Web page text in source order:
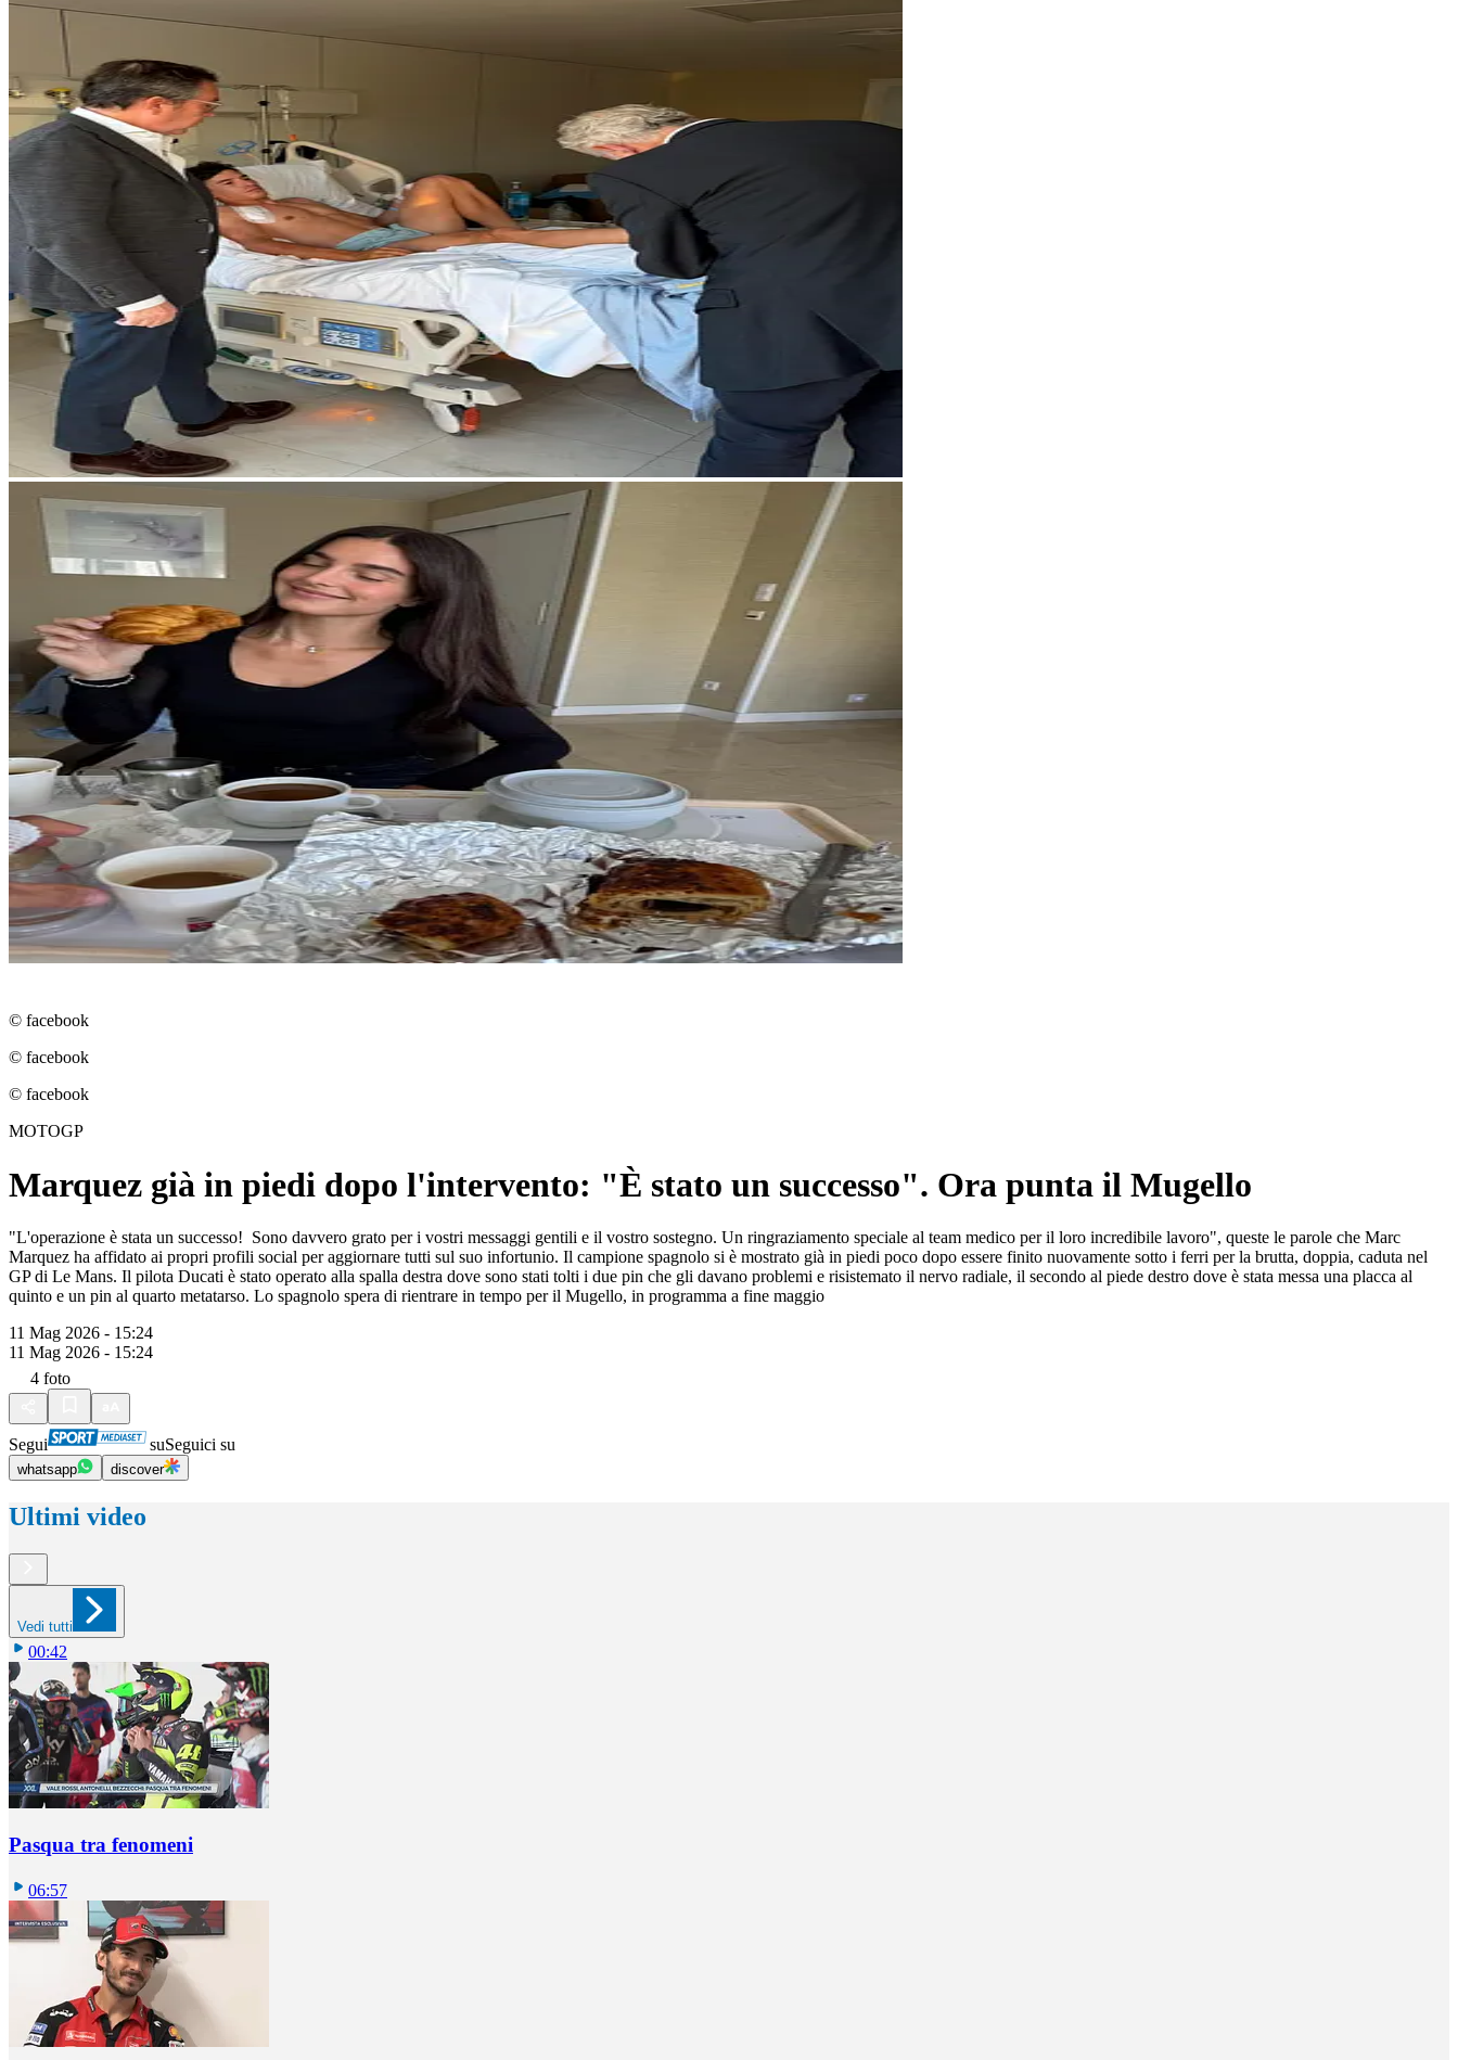
© facebook
© facebook
© facebook
MOTOGP
Marquez già in piedi dopo l'intervento: "È stato un successo". Ora punta il Mugello
"L'operazione è stata un successo! Sono davvero grato per i vostri messaggi gentili e il vostro sostegno. Un ringraziamento speciale al team medico per il loro incredibile lavoro", queste le parole che Marc
Marquez ha affidato ai propri profili social per aggiornare tutti sul suo infortunio. Il campione spagnolo si è mostrato già in piedi poco dopo essere finito nuovamente sotto i ferri per la brutta, doppia, caduta nel
GP di Le Mans. Il pilota Ducati è stato operato alla spalla destra dove sono stati tolti i due pin che gli davano problemi e risistemato il nervo radiale, il secondo al piede destro dove è stata messa una placca al
quinto e un pin al quarto metatarso. Lo spagnolo spera di rientrare in tempo per il Mugello, in programma a fine maggio
11 Mag 2026 - 15:24
11 Mag 2026 - 15:24
4 foto
Segui suSeguici su
whatsapp discover
Ultimi video
Vedi tutti
00:42
Pasqua tra fenomeni
06:57